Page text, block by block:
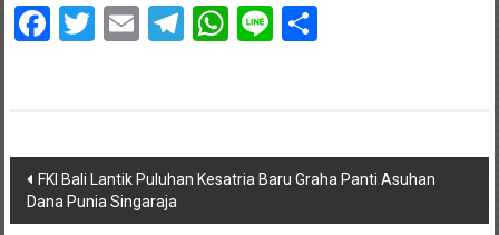
Facebook
Twitter
EmailTelegram
WhatsApp
LineShare
Navigasi
pos
FKI Bali Lantik Puluhan Kesatria Baru Graha Panti Asuhan
Dana Punia Singaraja